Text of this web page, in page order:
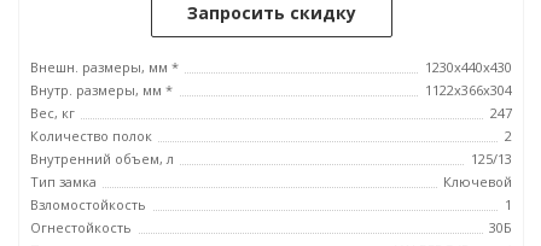
Запросить скидку
Внешн. размеры, мм *
1230х440х430
Внутр. размеры, мм *
1122х366х304
Вес, кг
247
Количество полок
2
Внутренний объем, л
125/13
Тип замка
Ключевой
Взломостойкость
1
Огнестойкость
30Б